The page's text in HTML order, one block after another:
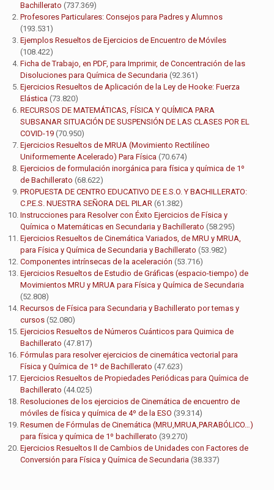
Bachillerato (737.369)
Profesores Particulares: Consejos para Padres y Alumnos
(193.531)
Ejemplos Resueltos de Ejercicios de Encuentro de Móviles
(108.422)
Ficha de Trabajo, en PDF, para Imprimir, de Concentración de las
Disoluciones para Química de Secundaria (92.361)
Ejercicios Resueltos de Aplicación de la Ley de Hooke: Fuerza
Elástica (73.820)
RECURSOS DE MATEMÁTICAS, FÍSICA Y QUÍMICA PARA
SUBSANAR SITUACIÓN DE SUSPENSIÓN DE LAS CLASES POR EL
COVID-19 (70.950)
Ejercicios Resueltos de MRUA (Movimiento Rectilíneo
Uniformemente Acelerado) Para Física (70.674)
Ejercicios de formulación inorgánica para física y química de 1º
de Bachillerato (68.622)
PROPUESTA DE CENTRO EDUCATIVO DE E.S.O. Y BACHILLERATO:
C.P.E.S. NUESTRA SEÑORA DEL PILAR (61.382)
Instrucciones para Resolver con Éxito Ejercicios de Física y
Química o Matemáticas en Secundaria y Bachillerato (58.295)
Ejercicios Resueltos de Cinemática Variados, de MRU y MRUA,
para Física y Química de Secundaria y Bachillerato (53.982)
Componentes intrínsecas de la aceleración (53.716)
Ejercicios Resueltos de Estudio de Gráficas (espacio-tiempo) de
Movimientos MRU y MRUA para Física y Química de Secundaria
(52.808)
Recursos de Física para Secundaria y Bachillerato por temas y
cursos (52.080)
Ejercicios Resueltos de Números Cuánticos para Quimica de
Bachillerato (47.817)
Fórmulas para resolver ejercicios de cinemática vectorial para
Física y Química de 1º de Bachillerato (47.623)
Ejercicios Resueltos de Propiedades Periódicas para Química de
Bachillerato (44.025)
Resoluciones de los ejercicios de Cinemática de encuentro de
móviles de física y química de 4º de la ESO (39.314)
Resumen de Fórmulas de Cinemática (MRU,MRUA,PARABÓLICO…)
para física y química de 1º bachillerato (39.270)
Ejercicios Resueltos II de Cambios de Unidades con Factores de
Conversión para Física y Química de Secundaria (38.337)